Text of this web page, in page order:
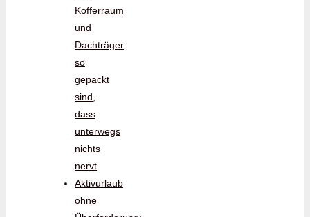
Kofferraum
und
Dachträger
so
gepackt
sind,
dass
unterwegs
nichts
nervt
Aktivurlaub
ohne